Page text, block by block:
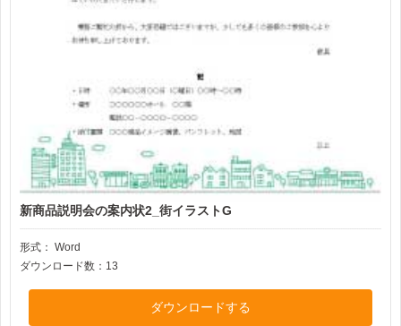
新商品説明会の案内状2_街イラストG
形式： Word
ダウンロード数：13
ダウンロードする